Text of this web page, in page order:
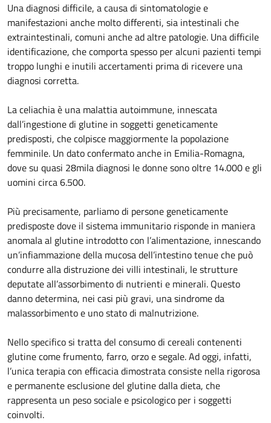
Una diagnosi difficile, a causa di sintomatologie e
manifestazioni anche molto differenti, sia intestinali che
extraintestinali, comuni anche ad altre patologie. Una difficile
identificazione, che comporta spesso per alcuni pazienti tempi
troppo lunghi e inutili accertamenti prima di ricevere una
diagnosi corretta.
La celiachia è una malattia autoimmune, innescata
dall’ingestione di glutine in soggetti geneticamente
predisposti, che colpisce maggiormente la popolazione
femminile. Un dato confermato anche in Emilia-Romagna,
dove su quasi 28mila diagnosi le donne sono oltre 14.000 e gli
uomini circa 6.500.
Più precisamente, parliamo di persone geneticamente
predisposte dove il sistema immunitario risponde in maniera
anomala al glutine introdotto con l’alimentazione, innescando
un’infiammazione della mucosa dell’intestino tenue che può
condurre alla distruzione dei villi intestinali, le strutture
deputate all’assorbimento di nutrienti e minerali. Questo
danno determina, nei casi più gravi, una sindrome da
malassorbimento e uno stato di malnutrizione.
Nello specifico si tratta del consumo di cereali contenenti
glutine come frumento, farro, orzo e segale. Ad oggi, infatti,
l’unica terapia con efficacia dimostrata consiste nella rigorosa
e permanente esclusione del glutine dalla dieta, che
rappresenta un peso sociale e psicologico per i soggetti
coinvolti.